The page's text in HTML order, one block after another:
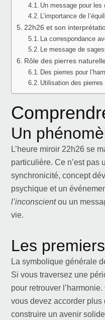
Un message pour les
L’importance de
22h26 et son
La correspondance
Le message de
Rôle des pierres
Des pierres pour
Utilisation des
Un
L’heure miroir 22h26 se
particulière. Ce n’est pas
synchronicité, concept
psychique et un
l’inconscientou un
vie.
Les
La symbolique générale
Si vous traversez une
pour retrouver
vous devez accorder plus
construire un avenir